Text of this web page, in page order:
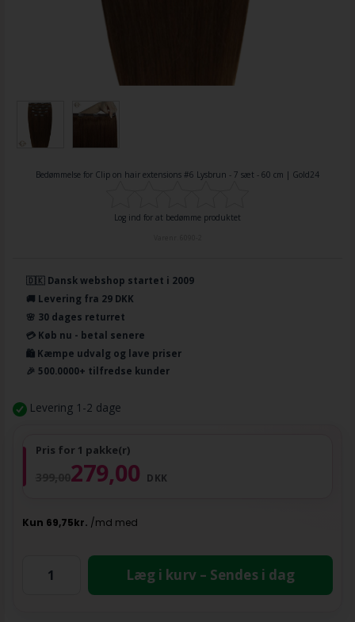
Bedømmelse for Clip on hair extensions #6 Lysbrun - 7 sæt - 60 cm | Gold24
Log ind for at bedømme produktet
🇩🇰 Dansk webshop startet i 2009
🚚 Levering fra 29 DKK
🌸 30 dages returret
💳 Køb nu - betal senere
🛍️ Kæmpe udvalg og lave priser
🎉 500.0000+ tilfredse kunder
Levering 1-2 dage
Pris for 1 pakke(r)
279,00 DKK
Læg i kurv – Sendes i dag